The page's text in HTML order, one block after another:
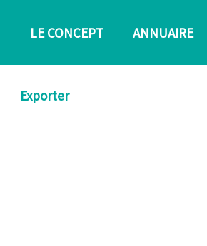
LE CONCEPT ANNUAIRE
Exporter